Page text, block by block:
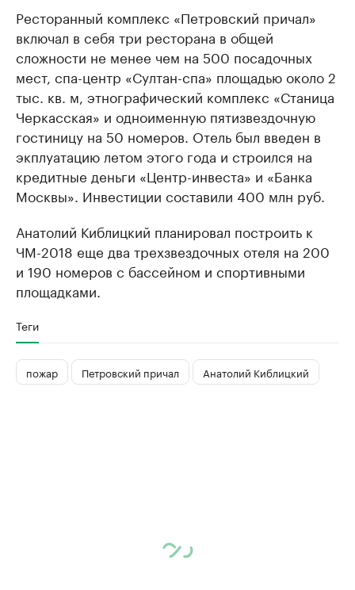
Ресторанный комплекс «Петровский причал»
включал в себя три ресторана в общей
сложности не менее чем на 500 посадочных
мест, спа-центр «Султан-спа» площадью около 2
тыс. кв. м, этнографический комплекс «Станица
Черкасская» и одноименную пятизвездочную
гостиницу на 50 номеров. Отель был введен в
экплуатацию летом этого года и строился на
кредитные деньги «Центр-инвеста» и «Банка
Москвы». Инвестиции составили 400 млн руб.
Анатолий Киблицкий планировал построить к
ЧМ-2018 еще два трехзвездочных отеля на 200
и 190 номеров с бассейном и спортивными
площадками.
Теги
пожар Петровский причал Анатолий Киблицкий